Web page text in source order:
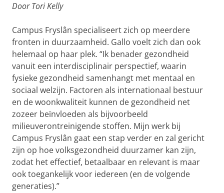
Door Tori Kelly
Campus Fryslân specialiseert zich op meerdere
fronten in duurzaamheid. Gallo voelt zich dan ook
helemaal op haar plek. “Ik benader gezondheid
vanuit een interdisciplinair perspectief, waarin
fysieke gezondheid samenhangt met mentaal en
sociaal welzijn. Factoren als internationaal bestuur
en de woonkwaliteit kunnen de gezondheid net
zozeer beïnvloeden als bijvoorbeeld
milieuverontreinigende stoffen. Mijn werk bij
Campus Fryslân gaat een stap verder en zal gericht
zijn op hoe volksgezondheid duurzamer kan zijn,
zodat het effectief, betaalbaar en relevant is maar
ook toegankelijk voor iedereen (en de volgende
generaties).”